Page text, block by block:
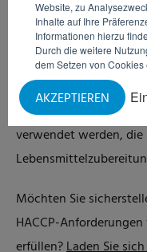
Website, zu
Inhalte auf Ihre
Informationen hierzu
Durch die weitere
dem Setzen von
AKZEPTIEREN
4. Die
Der Küchenbetrieb
stattfinden. Somit
leicht reinigen lassen
verwendet werden,
Möchten Sie
HACCP-
erfüllen?Laden Sie